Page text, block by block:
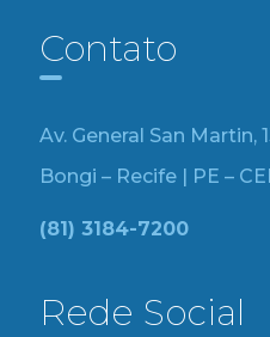
Contato
Av. General San Martin,
Bongi – Recife | PE –
(81) 3184-7200
Rede Social